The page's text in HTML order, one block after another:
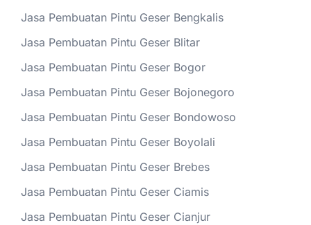
Jasa Pembuatan Pintu Geser Bengkalis
Jasa Pembuatan Pintu Geser Blitar
Jasa Pembuatan Pintu Geser Bogor
Jasa Pembuatan Pintu Geser Bojonegoro
Jasa Pembuatan Pintu Geser Bondowoso
Jasa Pembuatan Pintu Geser Boyolali
Jasa Pembuatan Pintu Geser Brebes
Jasa Pembuatan Pintu Geser Ciamis
Jasa Pembuatan Pintu Geser Cianjur